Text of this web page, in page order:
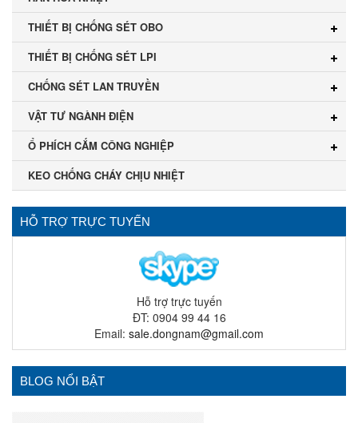
THIẾT BỊ CHỐNG SÉT OBO
THIẾT BỊ CHỐNG SÉT LPI
CHỐNG SÉT LAN TRUYỀN
VẬT TƯ NGÀNH ĐIỆN
Ổ PHÍCH CẮM CÔNG NGHIỆP
KEO CHỐNG CHÁY CHỊU NHIỆT
HỖ TRỢ TRỰC TUYẾN
Hỗ trợ trực tuyến
ĐT: 0904 99 44 16
Email: sale.dongnam@gmail.com
BLOG NỔI BẬT